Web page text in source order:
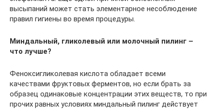
высыпаний может стать элементарное несоблюдение
правил гигиены во время процедуры.
Миндальный, гликолевый или молочный пилинг –
что лучше?
Феноксигликолевая кислота обладает всеми
качествами фруктовых ферментов, но если брать за
образец одинаковые концентрации этих веществ, то при
прочих равных условиях миндальный пилинг действует